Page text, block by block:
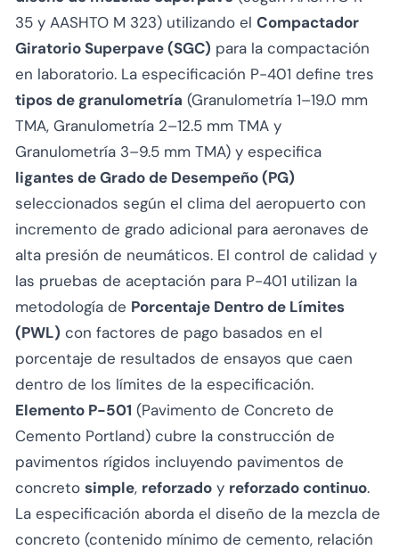
35 y AASHTO M 323) utilizando el Compactador
Giratorio Superpave (SGC) para la compactación
en laboratorio. La especificación P-401 define tres
tipos de granulometría (Granulometría 1–19.0 mm
TMA, Granulometría 2–12.5 mm TMA y
Granulometría 3–9.5 mm TMA) y especifica
ligantes de Grado de Desempeño (PG)
seleccionados según el clima del aeropuerto con
incremento de grado adicional para aeronaves de
alta presión de neumáticos. El control de calidad y
las pruebas de aceptación para P-401 utilizan la
metodología de Porcentaje Dentro de Límites
(PWL) con factores de pago basados en el
porcentaje de resultados de ensayos que caen
dentro de los límites de la especificación.
Elemento P-501 (Pavimento de Concreto de
Cemento Portland) cubre la construcción de
pavimentos rígidos incluyendo pavimentos de
concreto simple, reforzado y reforzado continuo.
La especificación aborda el diseño de la mezcla de
concreto (contenido mínimo de cemento, relación